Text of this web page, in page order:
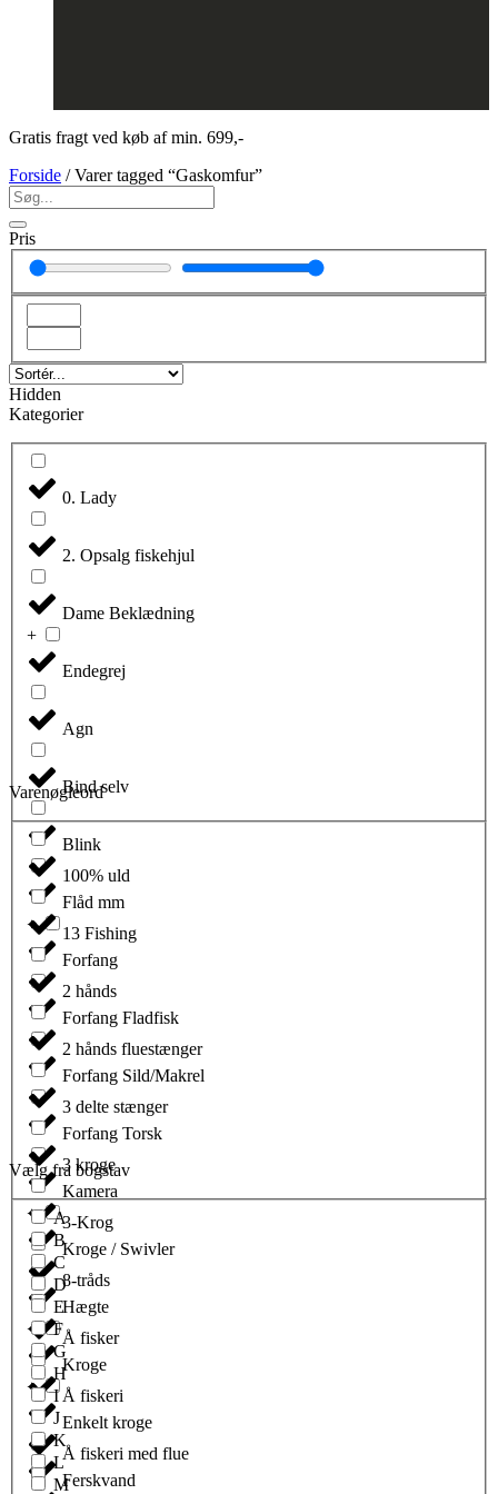
Gratis fragt ved køb af min. 699,-
Forside / Varer tagged “Gaskomfur”
Pris
Hidden
Kategorier
0. Lady
2. Opsalg fiskehjul
Dame Beklædning
Endegrej
Agn
Bind selv
Blink
Flåd mm
Forfang
Forfang Fladfisk
Forfang Sild/Makrel
Forfang Torsk
Kamera
Kroge / Swivler
Hægte
Kroge
Enkelt kroge
Ferskvand
Varenøgleord
100% uld
13 Fishing
2 hånds
2 hånds fluestænger
3 delte stænger
3 kroge
3-Krog
8-tråds
Å fisker
Å fiskeri
Å fiskeri med flue
Vælg fra bogstav
A
B
C
D
E
F
G
H
I
J
K
L
M